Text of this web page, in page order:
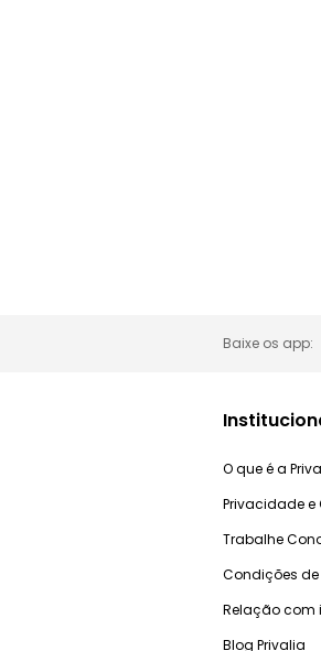
Baixe os app:
O que é a
Privacidade e
Trabalhe
Condições
Relação com
Blog Privalia